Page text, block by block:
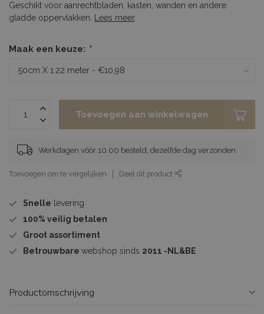
Geschikt voor aanrechtbladen, kasten, wanden en andere
gladde oppervlakken.
Lees meer.
Maak een keuze: *
Toevoegen aan winkelwagen
Werkdagen vóór 10:00 besteld, dezelfde dag verzonden.
Toevoegen om te vergelijken Deel dit product
Snelle levering
100% veilig betalen
Groot assortiment
Betrouwbare webshop sinds 2011 -NL&BE
Productomschrijving